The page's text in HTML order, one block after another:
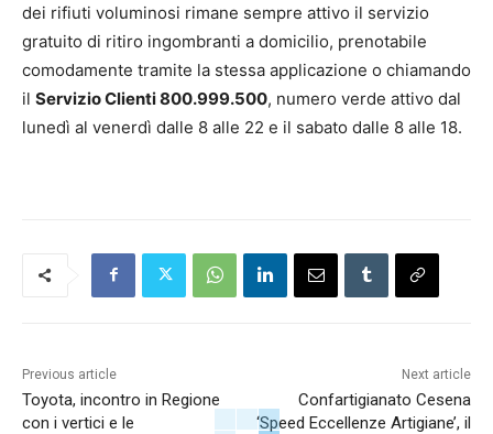
dei rifiuti voluminosi rimane sempre attivo il servizio
gratuito di ritiro ingombranti a domicilio, prenotabile
comodamente tramite la stessa applicazione o chiamando
il Servizio Clienti 800.999.500, numero verde attivo dal
lunedì al venerdì dalle 8 alle 22 e il sabato dalle 8 alle 18.
Previous article
Toyota, incontro in Regione
con i vertici e le
Next article
Confartigianato Cesena
‘Speed Eccellenze Artigiane’, il